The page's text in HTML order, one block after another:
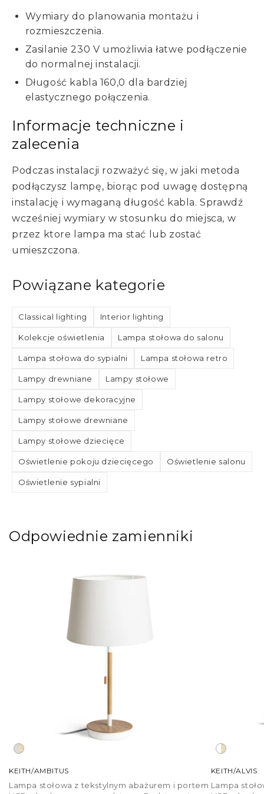
Wymiary do planowania montażu i
rozmieszczenia.
Zasilanie 230 V umożliwia łatwe podłączenie
do normalnej instalacji.
Długość kabla 160,0 dla bardziej
elastycznego połączenia.
Informacje techniczne i
zalecenia
Podczas instalacji rozważyć się, w jaki metoda
podłączysz lampę, biorąc pod uwagę dostępną
instalację i wymaganą długość kabla. Sprawdź
wcześniej wymiary w stosunku do miejsca, w
przez ktore lampa ma stać lub zostać
umieszczona.
Powiązane kategorie
Classical lighting Interior lighting
Kolekcje oświetlenia Lampa stołowa do salonu
Lampa stołowa do sypialni Lampa stołowa retro
Lampy drewniane Lampy stołowe
Lampy stołowe dekoracyjne
Lampy stołowe drewniane
Lampy stołowe dziecięce
Oświetlenie pokoju dziecięcego Oświetlenie salonu
Oświetlenie sypialni
Odpowiednie zamienniki
KEITH/AMBITUS
Lampa stołowa z tekstylnym abażurem i portem
KEITH/ALVIS
Lampa